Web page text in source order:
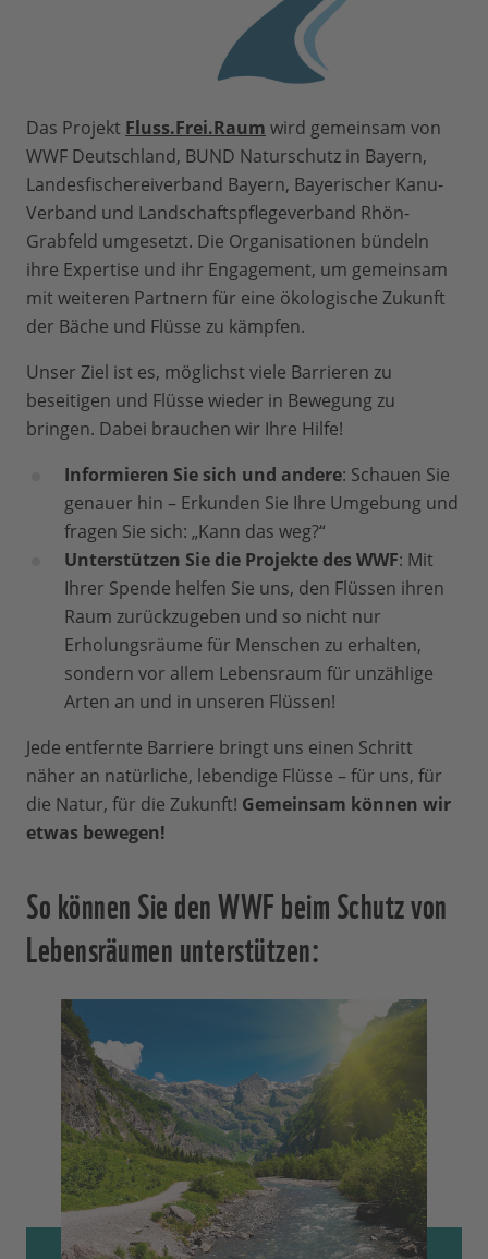
Das Projekt Fluss.Frei.Raum wird gemeinsam von
WWF Deutschland, BUND Naturschutz in Bayern,
Landesfischereiverband Bayern, Bayerischer Kanu-
Verband und Landschaftspflegeverband Rhön-
Grabfeld umgesetzt. Die Organisationen bündeln
ihre Expertise und ihr Engagement, um gemeinsam
mit weiteren Partnern für eine ökologische Zukunft
der Bäche und Flüsse zu kämpfen.
Unser Ziel ist es, möglichst viele Barrieren zu
beseitigen und Flüsse wieder in Bewegung zu
bringen. Dabei brauchen wir Ihre Hilfe!
Informieren Sie sich und andere: Schauen Sie
genauer hin – Erkunden Sie Ihre Umgebung und
fragen Sie sich: „Kann das weg?“
Unterstützen Sie die Projekte des WWF: Mit
Ihrer Spende helfen Sie uns, den Flüssen ihren
Raum zurückzugeben und so nicht nur
Erholungsräume für Menschen zu erhalten,
sondern vor allem Lebensraum für unzählige
Arten an und in unseren Flüssen!
Jede entfernte Barriere bringt uns einen Schritt
näher an natürliche, lebendige Flüsse – für uns, für
die Natur, für die Zukunft! Gemeinsam können wir
etwas bewegen!
So können Sie den WWF beim Schutz von
Lebensräumen unterstützen: